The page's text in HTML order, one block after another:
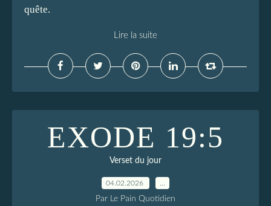
quête.
Lire la suite
EXODE 19:5
Verset du jour
04.02.2026
Par Le Pain Quotidien